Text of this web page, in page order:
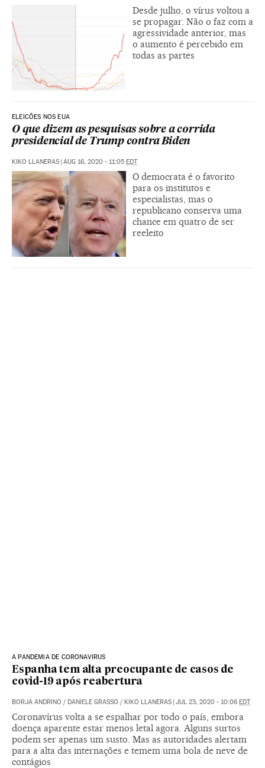
Desde julho, o vírus voltou a
se propagar. Não o faz com a
agressividade anterior, mas
o aumento é percebido em
todas as partes
ELEICÕES NOS EUA
O que dizem as pesquisas sobre a corrida
presidencial de Trump contra Biden
KIKO LLANERAS | AUG 16, 2020 - 11:05 EDT
O democrata é o favorito
para os institutos e
especialistas, mas o
republicano conserva uma
chance em quatro de ser
reeleito
A PANDEMIA DE CORONAVIRUS
Espanha tem alta preocupante de casos de
covid-19 após reabertura
BORJA ANDRINO / DANIELE GRASSO / KIKO LLANERAS | JUL 23, 2020 - 10:06 EDT
Coronavírus volta a se espalhar por todo o país, embora
doença aparente estar menos letal agora. Alguns surtos
podem ser apenas um susto. Mas as autoridades alertam
para a alta das internações e temem uma bola de neve de
contágios